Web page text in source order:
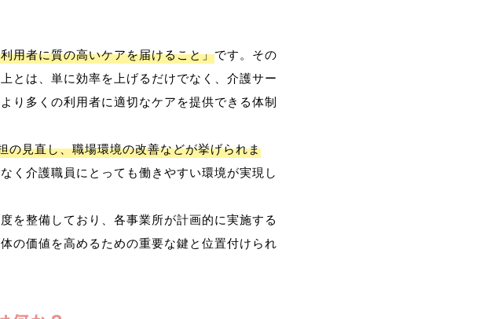
用者に質の高いケアを届けること」です。その
とは、単に効率を上げるだけでなく、介護サー
り多くの利用者に適切なケアを提供できる体制
の見直し、職場環境の改善などが挙げられま
く介護職員にとっても働きやすい環境が実現し
を整備しており、各事業所が計画的に実施する
の価値を高めるための重要な鍵と位置付けられ